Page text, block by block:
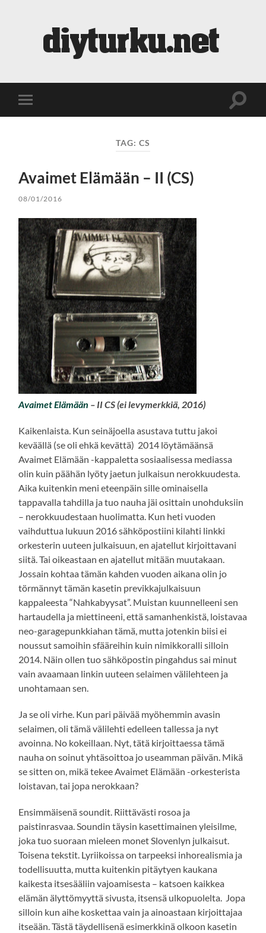
Toggle
mobile
Toggle
TAG: CS
Avaimet Elämään – II (CS)
08/01/2016
Avaimet Elämään – II CS (ei levymerkkiä, 2016)
Kaikenlaista. Kun seinäjoella asustava tuttu jakoi
keväällä (se oli ehkä kevättä) 2014 löytämäänsä
Avaimet Elämään -kappaletta sosiaalisessa mediassa
olin kuin päähän lyöty jaetun julkaisun nerokkuudesta.
Aika kuitenkin meni eteenpäin sille ominaisella
tappavalla tahdilla ja tuo nauha jäi osittain unohduksiin
– nerokkuudestaan huolimatta. Kun heti vuoden
vaihduttua lukuun 2016 sähköpostiini kilahti linkki
orkesterin uuteen julkaisuun, en ajatellut kirjoittavani
siitä. Tai oikeastaan en ajatellut mitään muutakaan.
Jossain kohtaa tämän kahden vuoden aikana olin jo
törmännyt tämän kasetin previkkajulkaisuun
kappaleesta “Nahkabyysat”. Muistan kuunnelleeni sen
hartaudella ja miettineeni, että samanhenkistä, loistavaa
neo-garagepunkkiahan tämä, mutta jotenkin biisi ei
noussut samoihin sfääreihin kuin nimikkoralli silloin
2014. Näin ollen tuo sähköpostin pingahdus sai minut
vain avaamaan linkin uuteen selaimen välilehteen ja
unohtamaan sen.
Ja se oli virhe. Kun pari päivää myöhemmin avasin
selaimen, oli tämä välilehti edelleen tallessa ja nyt
avoinna. No kokeillaan. Nyt, tätä kirjoittaessa tämä
nauha on soinut yhtäsoittoa jo useamman päivän. Mikä
se sitten on, mikä tekee Avaimet Elämään -orkesterista
loistavan, tai jopa nerokkaan?
Ensimmäisenä soundit. Riittävästi rosoa ja
paistinrasvaa. Soundin täysin kasettimainen yleisilme,
joka tuo suoraan mieleen monet Slovenlyn julkaisut.
Toisena tekstit. Lyriikoissa on tarpeeksi inhorealismia ja
todellisuutta, mutta kuitenkin pitäytyen kaukana
kaikesta itsesääliin vajoamisesta – katsoen kaikkea
elämän älyttömyyttä sivusta, itsensä ulkopuolelta. Jopa
silloin kun aihe koskettaa vain ja ainoastaan kirjoittajaa
itseään. Tästä täydellisenä esimerkkinä olkoon kasetin